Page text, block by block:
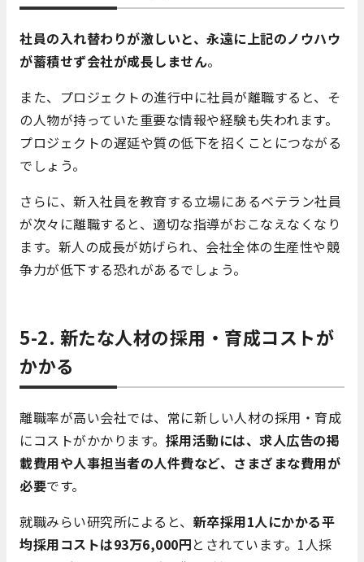
社員の入れ替わりが激しいと、永遠に上記のノウハウ
が蓄積せず会社が成長しません。
また、プロジェクトの進行中に社員が離職すると、そ
の人物が持っていた重要な情報や経験も失われます。
プロジェクトの遅延や質の低下を招くことにつながる
でしょう。
さらに、新入社員を教育する立場にあるベテラン社員
が次々に離職すると、適切な指導がおこなえなくなり
ます。新人の成長が妨げられ、会社全体の生産性や競
争力が低下する恐れがあるでしょう。
5-2. 新たな人材の採用・育成コストが
かかる
離職率が高い会社では、常に新しい人材の採用・育成
にコストがかかります。 採用活動には、求人広告の掲
載費用や人事担当者の人件費など、さまざまな費用が
必要です。
就職みらい研究所によると、 新卒採用1人にかかる平
均採用コストは93万6,000円とされています。1人採